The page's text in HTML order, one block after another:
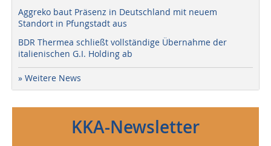
Aggreko baut Präsenz in Deutschland mit neuem
Standort in Pfungstadt aus
BDR Thermea schließt vollständige Übernahme der
italienischen G.I. Holding ab
» Weitere News
KKA-Newsletter